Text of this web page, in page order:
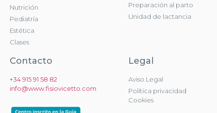
Nutrición
Pediatría
Estética
Clases
Preparación al parto
Unidad de lactancia
Contacto
+34 915 91 58 82
info@www.fisiovicetto.com
Legal
Aviso Legal
Política privacidad
Cookies